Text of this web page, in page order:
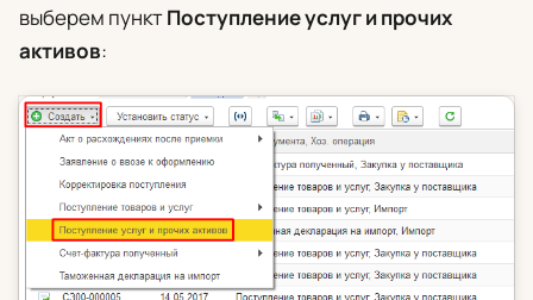
выберем пунктПоступление услуг и прочих
активов: